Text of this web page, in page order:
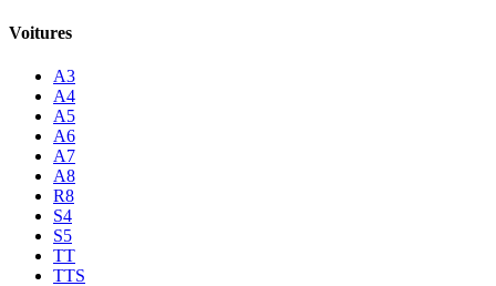
Voitures
A3
A4
A5
A6
A7
A8
R8
S4
S5
TT
TTS